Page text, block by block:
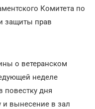
Комитета по
защиты прав
о ветеранском
неделе
повестку дня
и вынесение в зал